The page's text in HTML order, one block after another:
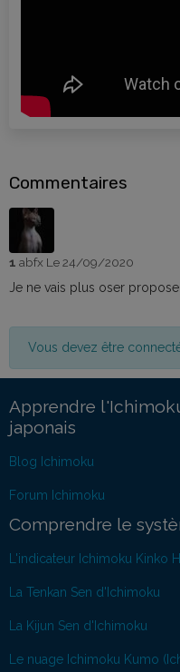
Commentaires
1 abfx Le 24/09/2020
Je ne vais plus oser
Vous devez être
Apprendre
japonais
Blog Ichimoku
Forum Ichimoku
Comprendre le
L'indicateur Ichimoku Kinko
La Tenkan Sen d'Ichimoku
La Kijun Sen d'Ichimoku
Le nuage Ichimoku Kumo